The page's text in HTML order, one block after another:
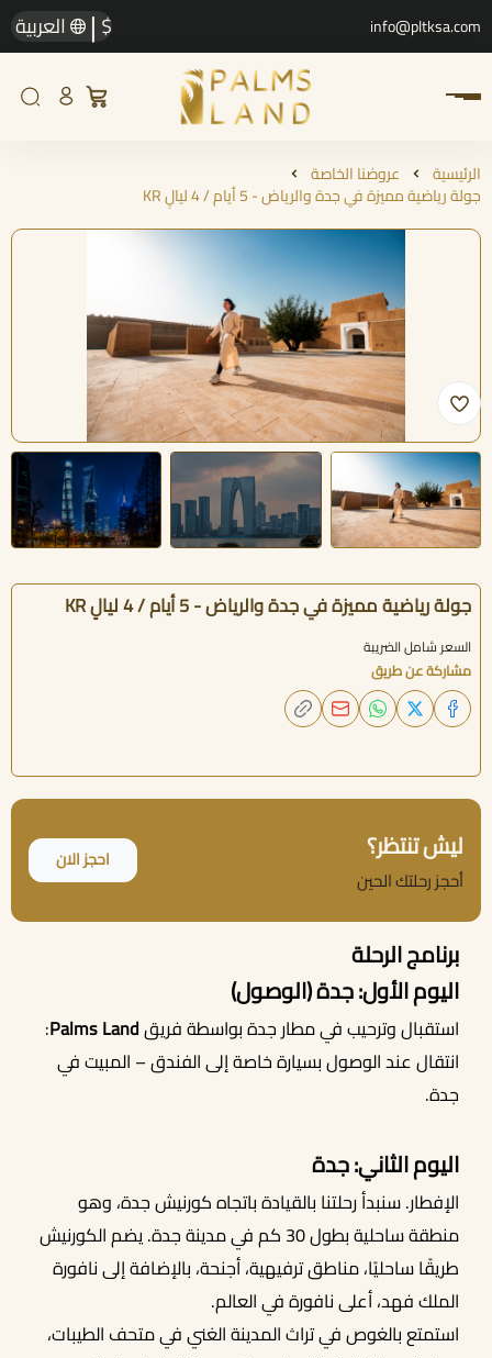
info@pltksa.com
$
| العربية
الرئيسية عروضنا الخاصة
جولة رياضية مميزة في جدة والرياض - 5 أيام / 4 ليالٍ KR
جولة رياضية مميزة في جدة والرياض - 5 أيام / 4 ليالٍ KR
السعر شامل الضريبة
مشاركة عن طريق
ليش تنتظر؟
أحجز رحلتك الحين
احجز الان
أحجز الان
برنامج الرحلة
اليوم الأول: جدة (الوصول)
استقبال وترحيب في مطار جدة بواسطة فريقPalms Land
:
انتقال عند الوصول بسيارة خاصة إلى الفندق – المبيت في
جدة.
اليوم الثاني: جدة
الإفطار. سنبدأ رحلتنا بالقيادة باتجاه كورنيش جدة، وهو
منطقة ساحلية بطول 30 كم في مدينة جدة. يضم الكورنيش
طريقًا ساحليًا، مناطق ترفيهية، أجنحة، بالإضافة إلى نافورة
الملك فهد، أعلى نافورة في العالم.
استمتع بالغوص في تراث المدينة الغني في متحف الطيبات،